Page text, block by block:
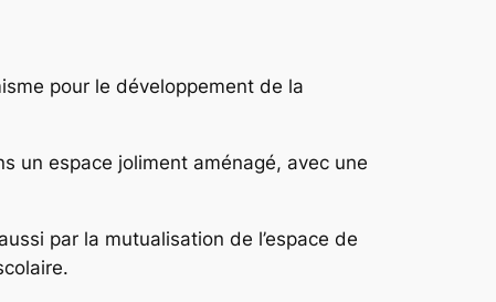
pour le développement de la
un espace joliment aménagé, avec une
par la mutualisation de l’espace de